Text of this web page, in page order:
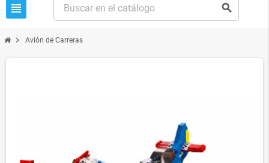
view_headline search
chevron_right Avión de Carreras